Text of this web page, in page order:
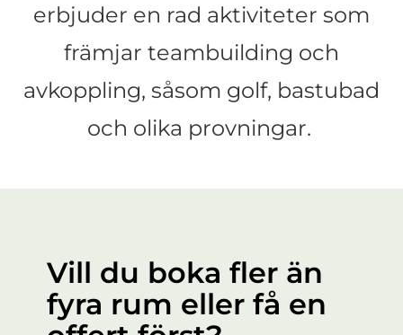
erbjuder en rad aktiviteter som
främjar teambuilding och
avkoppling, såsom golf, bastubad
och olika provningar.
Vill du boka fler än
fyra rum eller få en